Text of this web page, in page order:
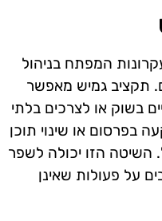
המפתח בניהול
תקציב גמיש מאפשר
בשוק או לצרכים בלתי
בפרסום או שינוי תוכן
השיטה הזו יכולה לשפר
על פעולות שאינן